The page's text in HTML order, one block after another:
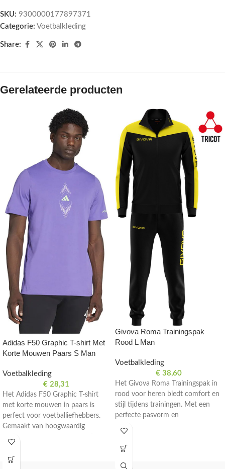
SKU: 9300000177897371
Categorie: Voetbalkleding
Share:
Gerelateerde producten
Adidas F50 Graphic T-shirt Met
Korte Mouwen Paars S Man
Voetbalkleding
€ 28,31
Het Adidas F50 Graphic T-shirt
met korte mouwen in paars is
perfect voor voetballiefhebbers.
Gemaakt van hoogwaardig
Givova Roma Trainingspak
Rood L Man
Voetbalkleding
€ 38,60
Het Givova Roma Trainingspak in
rood voor heren biedt comfort en
stijl tijdens trainingen. Met een
perfecte pasvorm en
trainingspak ideaal voor
voetbaltrainingen.